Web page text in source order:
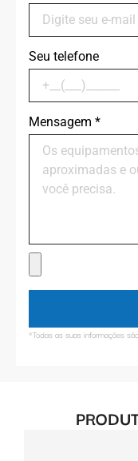
Seu telefone
Mensagem *
*Todas as suas informações